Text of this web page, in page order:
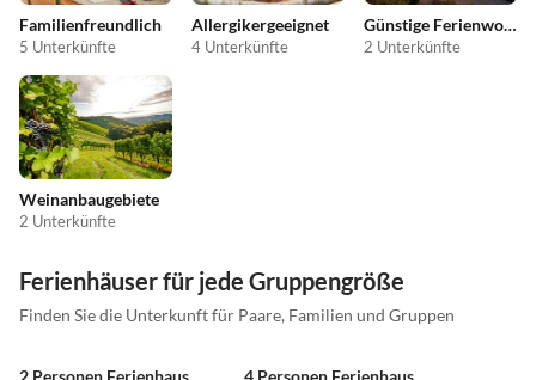
Familienfreundlich
5 Unterkünfte
Allergikergeeignet
4 Unterkünfte
Günstige Ferienwohnungen
2 Unterkünfte
Weinanbaugebiete
2 Unterkünfte
Ferienhäuser für jede Gruppengröße
Finden Sie die Unterkunft für Paare, Familien und Gruppen